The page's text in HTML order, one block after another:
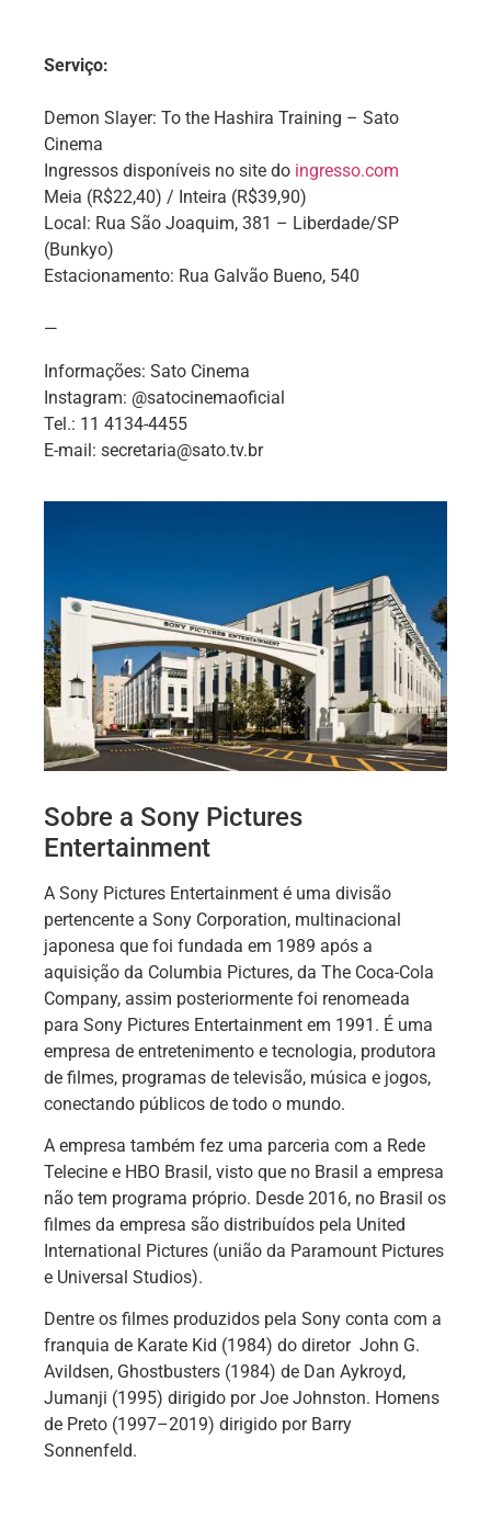
Serviço:
Demon Slayer: To the Hashira Training – Sato
Cinema
Ingressos disponíveis no site do ingresso.com
Meia (R$22,40) / Inteira (R$39,90)
Local: Rua São Joaquim, 381 – Liberdade/SP
(Bunkyo)
Estacionamento: Rua Galvão Bueno, 540
—
Informações: Sato Cinema
Instagram: @satocinemaoficial
Tel.: 11 4134-4455
E-mail: secretaria@sato.tv.br
Sobre a Sony Pictures
Entertainment
A Sony Pictures Entertainment é uma divisão
pertencente a Sony Corporation, multinacional
japonesa que foi fundada em 1989 após a
aquisição da Columbia Pictures, da The Coca-Cola
Company, assim posteriormente foi renomeada
para Sony Pictures Entertainment em 1991. É uma
empresa de entretenimento e tecnologia, produtora
de filmes, programas de televisão, música e jogos,
conectando públicos de todo o mundo.
A empresa também fez uma parceria com a Rede
Telecine e HBO Brasil, visto que no Brasil a empresa
não tem programa próprio. Desde 2016, no Brasil os
filmes da empresa são distribuídos pela United
International Pictures (união da Paramount Pictures
e Universal Studios).
Dentre os filmes produzidos pela Sony conta com a
franquia de Karate Kid (1984) do diretor John G.
Avildsen, Ghostbusters (1984) de Dan Aykroyd,
Jumanji (1995) dirigido por Joe Johnston. Homens
de Preto (1997–2019) dirigido por Barry
Sonnenfeld.